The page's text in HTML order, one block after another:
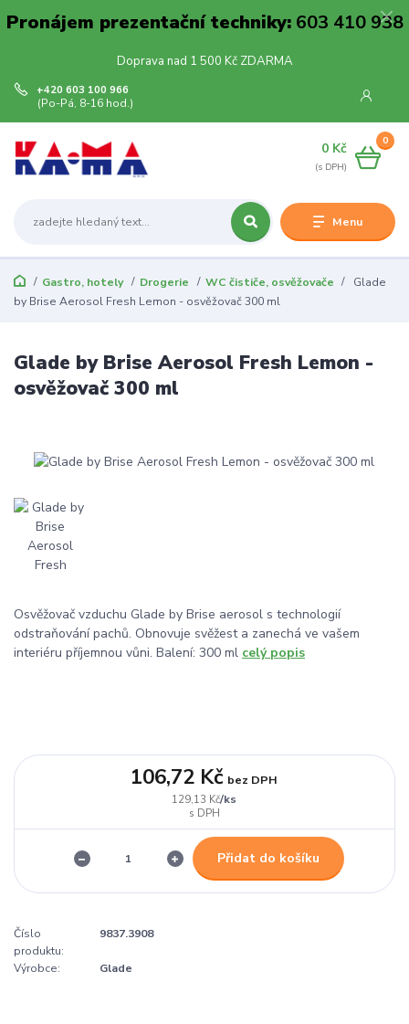
Pronájem prezentační techniky:603 410 938
Doprava nad 1 500 Kč ZDARMA
Menu
+420 603 100 966
(Po-Pá, 8-16 hod.)
0
0 Kč
Gastro, hotely Drogerie WC čističe, osvěžovače
Glade
by Brise Aerosol Fresh Lemon - osvěžovač 300 ml
Glade by Brise Aerosol Fresh Lemon -
osvěžovač 300 ml
Osvěžovač vzduchu Glade by Brise aerosol s technologií
odstraňování pachů. Obnovuje svěžest a zanechá ve vašem
interiéru příjemnou vůni. Balení: 300 ml celý popis
129,13 Kč/ks
106,72 Kč bez DPH
Přidat do košíku
Číslo
produktu:
9837.3908
Výrobce: Glade